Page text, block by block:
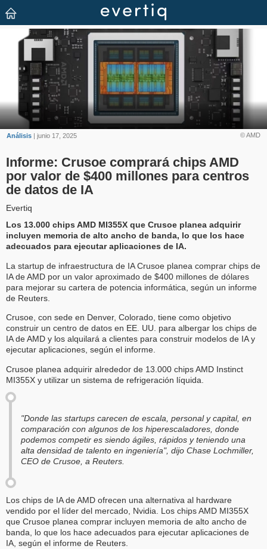
© AMD
Análisis | junio 17, 2025
Informe: Crusoe comprará chips AMD
por valor de $400 millones para centros
de datos de IA
Evertiq
Los 13.000 chips AMD MI355X que Crusoe planea adquirir
incluyen memoria de alto ancho de banda, lo que los hace
adecuados para ejecutar aplicaciones de IA.
La startup de infraestructura de IA Crusoe planea comprar chips de
IA de AMD por un valor aproximado de $400 millones de dólares
para mejorar su cartera de potencia informática, según un informe
de Reuters.
Crusoe, con sede en Denver, Colorado, tiene como objetivo
construir un centro de datos en EE. UU. para albergar los chips de
IA de AMD y los alquilará a clientes para construir modelos de IA y
ejecutar aplicaciones, según el informe.
Crusoe planea adquirir alrededor de 13.000 chips AMD Instinct
MI355X y utilizar un sistema de refrigeración líquida.
"Donde las startups carecen de escala, personal y capital, en
comparación con algunos de los hiperescaladores, donde
podemos competir es siendo ágiles, rápidos y teniendo una
alta densidad de talento en ingeniería", dijo Chase Lochmiller,
CEO de Crusoe, a Reuters.
Los chips de IA de AMD ofrecen una alternativa al hardware
vendido por el líder del mercado, Nvidia. Los chips AMD MI355X
que Crusoe planea comprar incluyen memoria de alto ancho de
banda, lo que los hace adecuados para ejecutar aplicaciones de
IA, según el informe de Reuters.